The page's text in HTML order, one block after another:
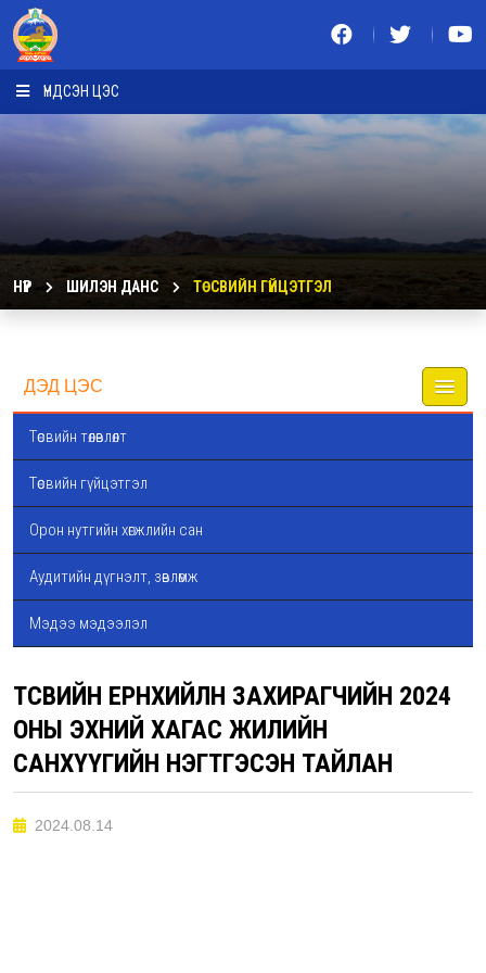
ҮНДСЭН ЦЭС
НҮҮР ШИЛЭН ДАНС ТӨСВИЙН ГҮЙЦЭТГЭЛ
ДЭД ЦЭС
Төсвийн төлөвлөлт
Төсвийн гүйцэтгэл
Орон нутгийн хөгжлийн сан
Аудитийн дүгнэлт, зөвлөмж
Мэдээ мэдээлэл
ТӨСВИЙН ЕРӨНХИЙЛӨН ЗАХИРАГЧИЙН 2024
ОНЫ ЭХНИЙ ХАГАС ЖИЛИЙН
САНХҮҮГИЙН НЭГТГЭСЭН ТАЙЛАН
2024.08.14